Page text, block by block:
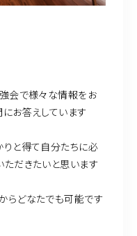
会で様々な情報をお
お答えしています
りと得て自分たちに必
ただきたいと思います
らどなたでも可能です